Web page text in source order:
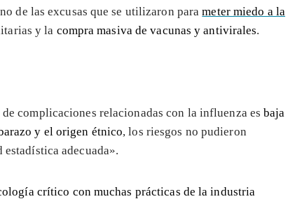
de las excusas que se utilizaron parameter miedo a la
y la compra masiva de vacunas y antivirales.
de complicaciones relacionadas con la influenza esbaja
y el origen étnico, los riesgos no pudieron
adecuada».
crítico con muchas prácticas de la industria